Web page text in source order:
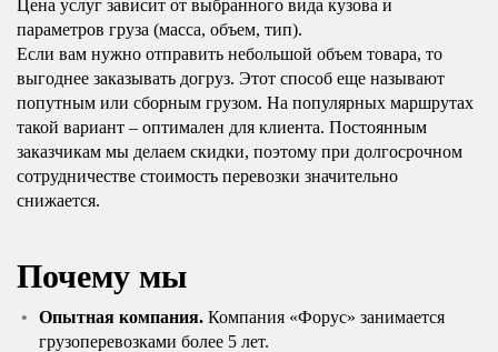
Цена услуг зависит от выбранного вида кузова и
параметров груза (масса, объем, тип).
Если вам нужно отправить небольшой объем товара, то
выгоднее заказывать догруз. Этот способ еще называют
попутным или сборным грузом. На популярных маршрутах
такой вариант – оптимален для клиента. Постоянным
заказчикам мы делаем скидки, поэтому при долгосрочном
сотрудничестве стоимость перевозки значительно
снижается.
Почему мы
Опытная компания. Компания «Форус» занимается
грузоперевозками более 5 лет.